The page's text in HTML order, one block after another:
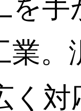
を
業。
く